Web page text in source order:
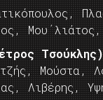
Τσούκλης)
Μούστα,
Λιβέρης,